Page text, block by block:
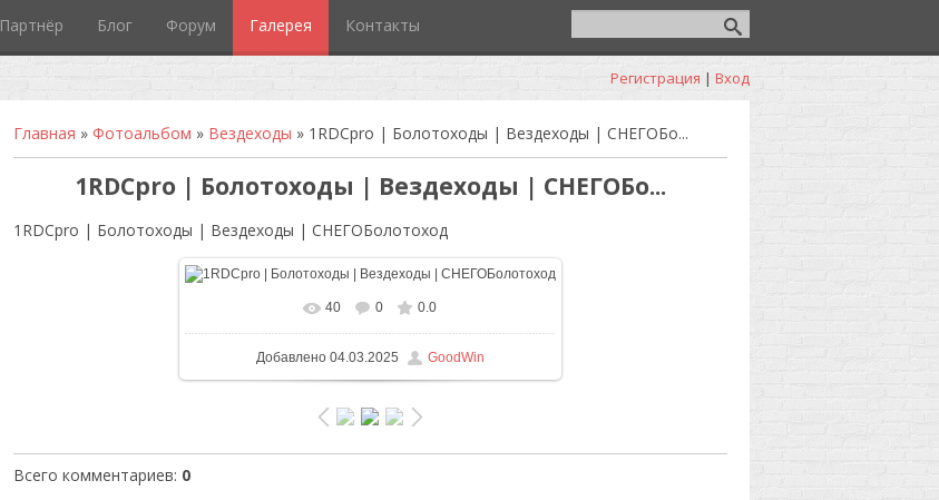
Партнёр Блог Форум Галерея Контакты
Регистрация | Вход
Главная » Фотоальбом » Вездеходы » 1RDCpro | Болотоходы | Вездеходы | СНЕГОБо...
1RDCpro | Болотоходы | Вездеходы | СНЕГОБо...
1RDCpro | Болотоходы | Вездеходы | СНЕГОБолотоход
В реальном размере 605x465
40 0 0.0
Добавлено04.03.2025 GoodWin
Всего комментариев: 0